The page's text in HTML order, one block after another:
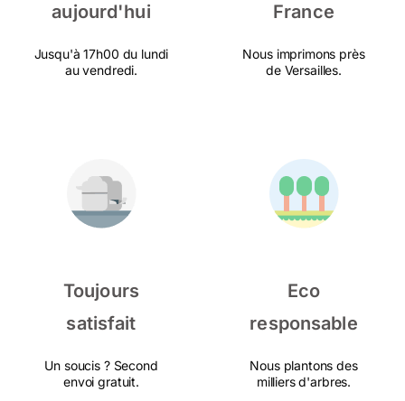
aujourd'hui
Jusqu'à 17h00 du lundi
au vendredi.
France
Nous imprimons près
de Versailles.
Toujours
satisfait
Un soucis ? Second
envoi gratuit.
Eco
responsable
Nous plantons des
milliers d'arbres.